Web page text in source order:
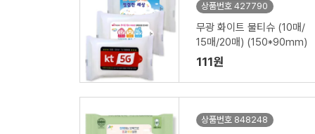
상품번호 427790
무광 화이트 물티슈 (10매/
15매/20매) (150*90mm)
111원
상품번호 848248